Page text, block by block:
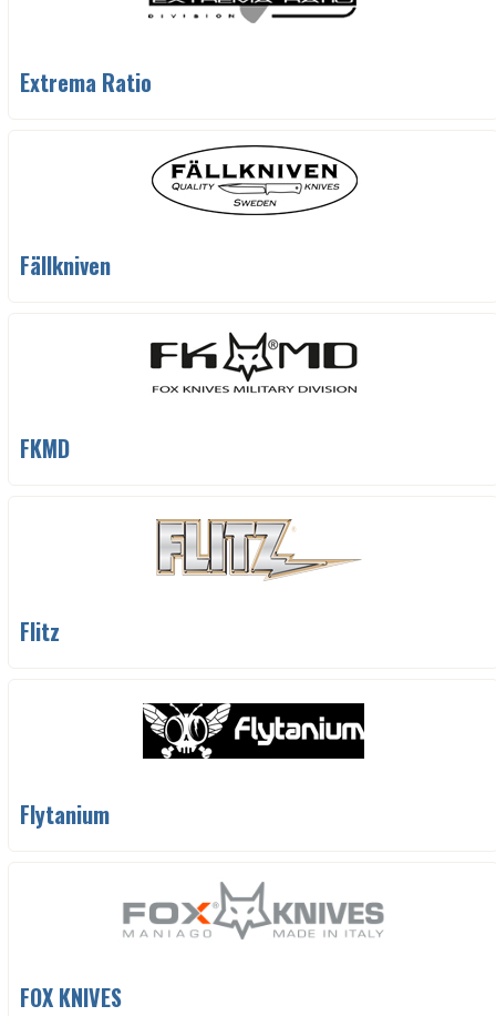
Extrema Ratio
Fällkniven
FKMD
Flitz
Flytanium
FOX KNIVES